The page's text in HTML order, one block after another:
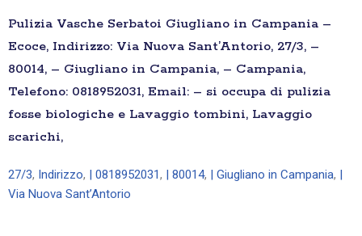
Pulizia Vasche Serbatoi Giugliano in Campania –
Ecoce, Indirizzo: Via Nuova Sant’Antorio, 27/3, –
80014, – Giugliano in Campania, – Campania,
Telefono: 0818952031, Email: – si occupa di pulizia
fosse biologiche e Lavaggio tombini, Lavaggio
scarichi,
27/3, Indirizzo, | 0818952031, | 80014, | Giugliano in Campania,
Via Nuova Sant’Antorio